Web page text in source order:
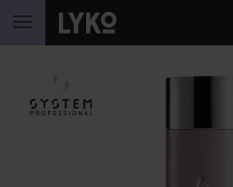
HOPPA TILL INNEHÅLLET